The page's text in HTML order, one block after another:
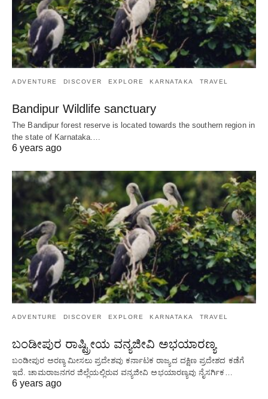
ADVENTURE DISCOVER EXPLORE KARNATAKA TRAVEL
Bandipur Wildlife sanctuary
The Bandipur forest reserve is located towards the southern region in
the state of Karnataka.…
6 years ago
ADVENTURE DISCOVER EXPLORE KARNATAKA TRAVEL
ಬಂಡೀಪುರ ರಾಷ್ಟ್ರೀಯ ವನ್ಯಜೀವಿ ಅಭಯಾರಣ್ಯ
ಬಂಡೀಪುರ ಅರಣ್ಯ ಮೀಸಲು ಪ್ರದೇಶವು ಕರ್ನಾಟಕ ರಾಜ್ಯದ ದಕ್ಷಿಣ ಪ್ರದೇಶದ ಕಡೆಗೆ
ಇದೆ. ಚಾಮರಾಜನಗರ ಜಿಲ್ಲೆಯಲ್ಲಿರುವ ವನ್ಯಜೀವಿ ಅಭಯಾರಣ್ಯವು ನೈಸರ್ಗಿಕ…
6 years ago